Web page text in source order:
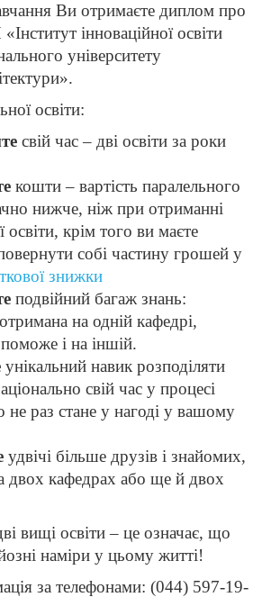
Ви отримаєте диплом про
інноваційної освіти
університету
освіти:
свій час – дві освіти за роки
кошти – вартість паралельного
нижче, ніж при отриманні
освіти, крім того ви маєте
собі частину грошей у
знижки
подвійний багаж знань:
на одній кафедрі,
і на іншій.
унікальний навик розподіляти
свій час у процесі
не раз стане у нагоді у вашому
удвічі більше друзів і знайомих,
двох кафедрах або ще й двох
вищі освіти – це означає, що
наміри у цьому житті!
за телефонами: (044) 597-19-